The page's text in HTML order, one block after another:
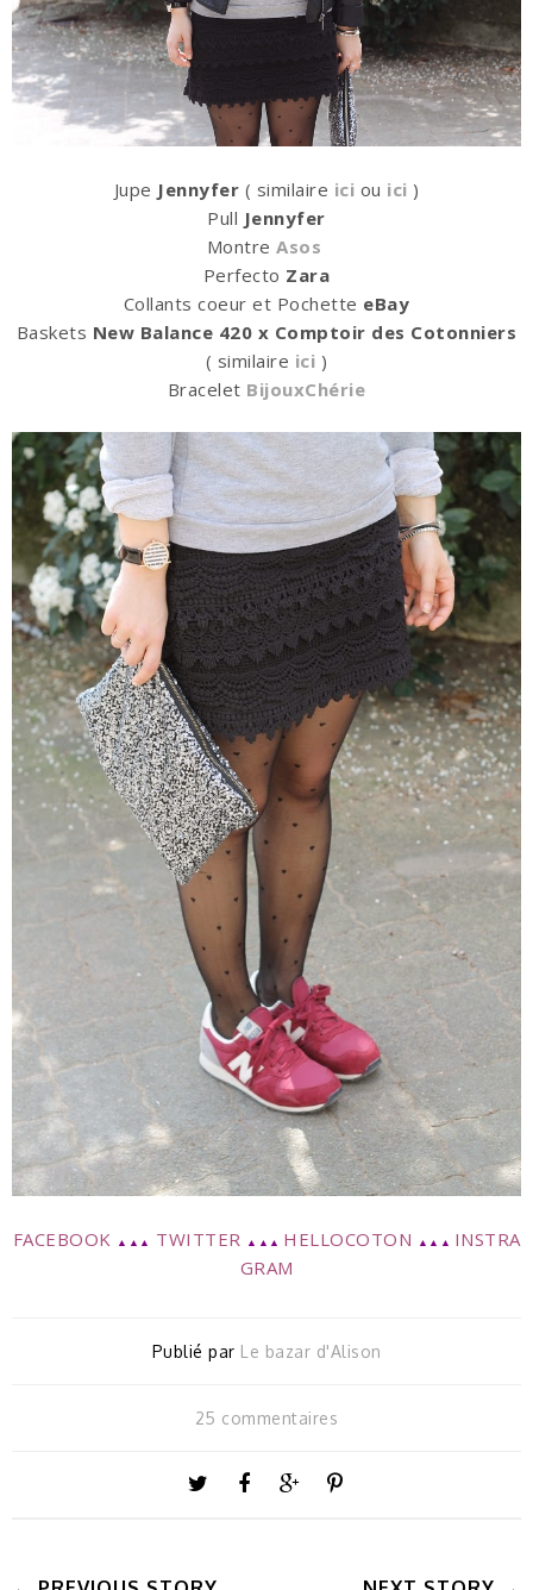
Jupe Jennyfer ( similaire ici ou ici )
Pull Jennyfer
Montre Asos
Perfecto Zara
Collants coeur et Pochette eBay
Baskets New Balance 420 x Comptoir des Cotonniers
( similaire ici )
Bracelet BijouxChérie
FACEBOOK ▲▲▲ TWITTER ▲▲▲ HELLOCOTON ▲▲▲ INSTRA
GRAM
Publié par Le bazar d'Alison
25 commentaires